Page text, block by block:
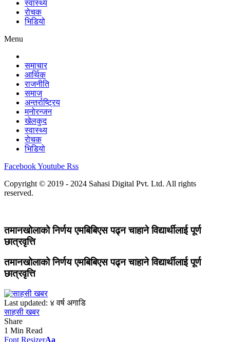
स्वास्थ्य
रोचक
भिडियो
Menu
समाचार
आर्थिक
राजनीति
समाज
अन्तर्राष्ट्रिय
मनोरन्जन
खेलकुद
स्वास्थ्य
रोचक
भिडियो
FacebookYoutube Rss
Copyright © 2019 - 2024 Sahasi Digital Pvt. Ltd. All rights
reserved.
तमानखोलाको निर्णय एमबिबिएस पढ्न चाहाने विद्यार्थीलाई पूर्ण
छात्रवृत्ति
तमानखोलाको निर्णय एमबिबिएस पढ्न चाहाने विद्यार्थीलाई पूर्ण
छात्रवृत्ति
Last updated: ४ वर्ष अगाडि
साहसी खबर
Share
1 Min Read
Font ResizerAa